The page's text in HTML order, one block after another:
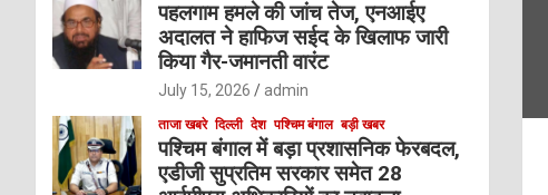
पहलगाम हमले की जांच तेज, एनआईए
अदालत ने हाफिज सईद के खिलाफ जारी
किया गैर-जमानती वारंट
July 15, 2026 admin
ताजा खबरे दिल्ली देश पश्चिम बंगाल बड़ी खबर
पश्चिम बंगाल में बड़ा प्रशासनिक फेरबदल,
एडीजी सुप्रतिम सरकार समेत 28